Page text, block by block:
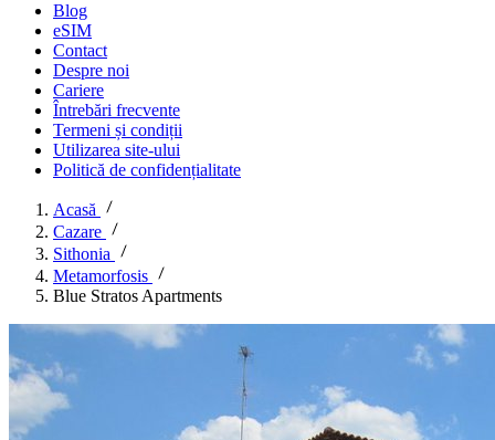
Blog
eSIM
Contact
Despre noi
Cariere
Întrebări frecvente
Termeni și condiții
Utilizarea site-ului
Politică de confidențialitate
Acasă
Cazare
Sithonia
Metamorfosis
Blue Stratos Apartments